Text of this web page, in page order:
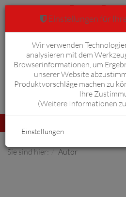
Anmelden
umschalten
Sie sind hier: Autor
Einstellungen für
Wir verwenden
analysieren mit dem
Browserinformationen, um
unserer Website
Produktvorschläge machen zu
Ihre
(Weitere Informationen
Einstellungen